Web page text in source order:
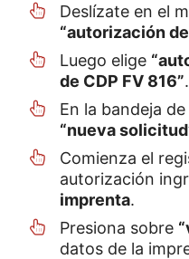
Deslízate en el
“autorización
Luego elige
de CDP FV 816”.
En la bandeja
“nueva
Comienza el
autorización
imprenta.
Presiona sobre
datos de la